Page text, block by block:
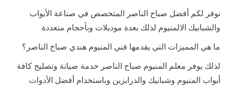
نوفر لكم أفضل صباح الناصر المتخصص في صناعة الأبواب
والشبابيك الالمنيوم لذلك بعدة موديلات وبأحجام متعددة.
ما هي المميزات التي يقدمها فني المنيوم هندي صباح الناصر؟
لذلك يوفر معلم المنيوم صباح الناصر خدمة صيانة وتصليح كافة
أبواب المنيوم وشبابيك والدرابزين وباستخدام أفضل الأدوات